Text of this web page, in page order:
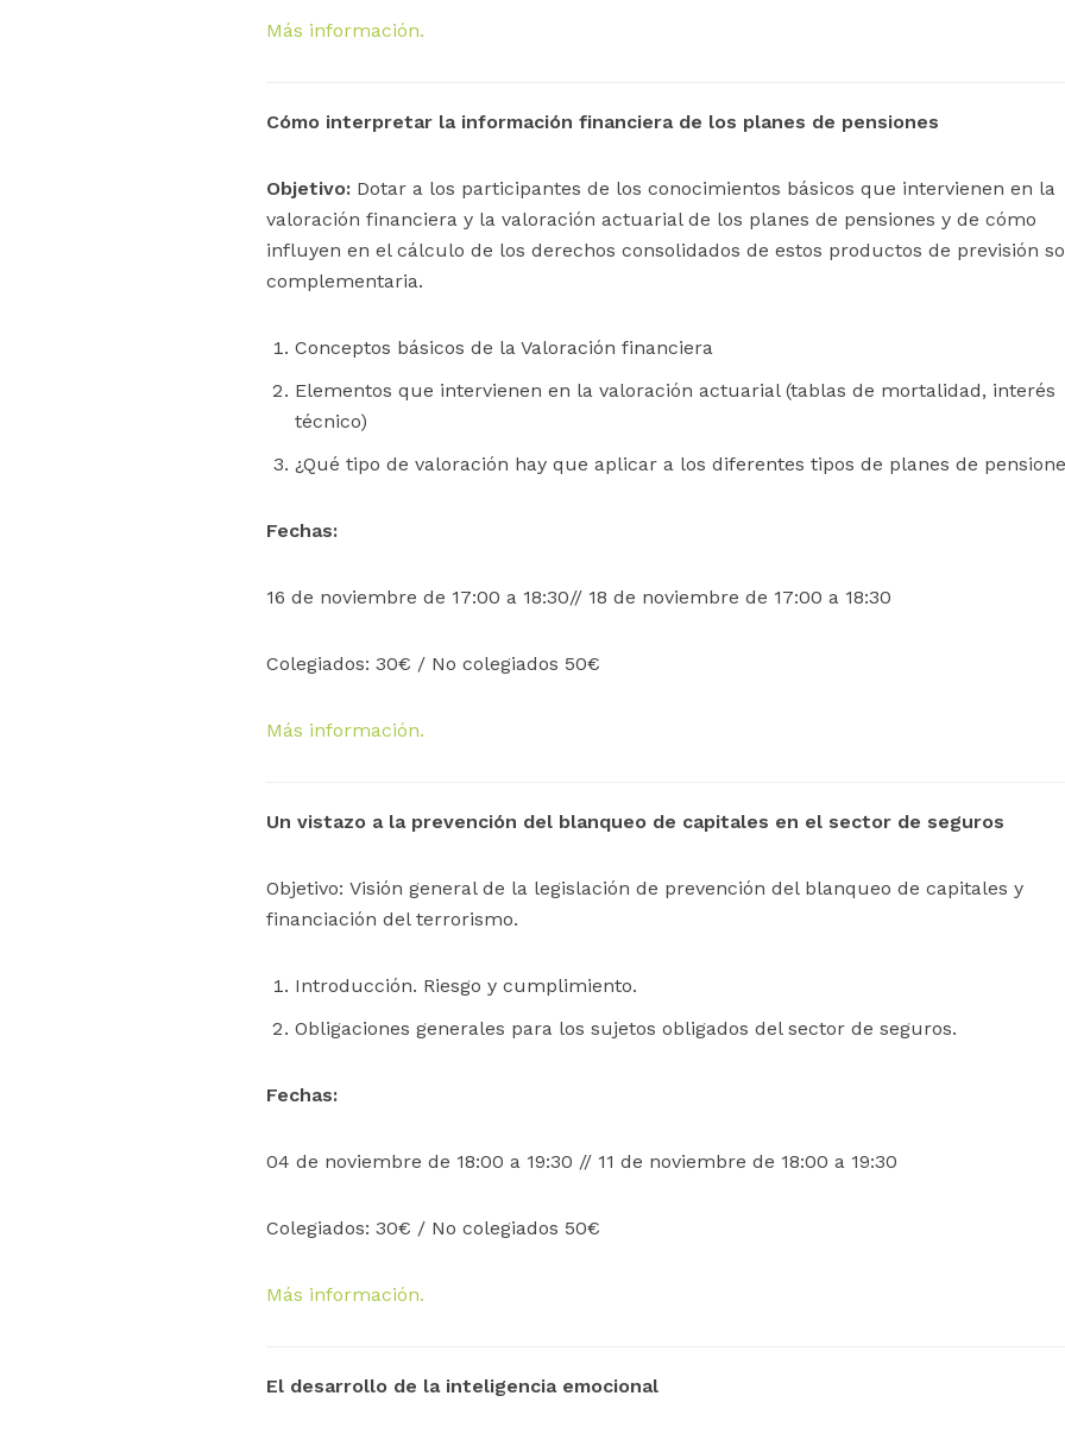
Más información.
Cómo interpretar la información financiera de los planes de pensiones
Objetivo: Dotar a los participantes de los conocimientos básicos que intervienen en la
valoración financiera y la valoración actuarial de los planes de pensiones y de cómo
influyen en el cálculo de los derechos consolidados de estos productos de previsión
complementaria.
Conceptos básicos de la Valoración financiera
Elementos que intervienen en la valoración actuarial (tablas de mortalidad, interés
técnico)
¿Qué tipo de valoración hay que aplicar a los diferentes tipos de planes de
Fechas:
16 de noviembre de 17:00 a 18:30// 18 de noviembre de 17:00 a 18:30
Colegiados: 30€ / No colegiados 50€
Más información.
Un vistazo a la prevención del blanqueo de capitales en el sector de seguros
Objetivo: Visión general de la legislación de prevención del blanqueo de capitales y
financiación del terrorismo.
Introducción. Riesgo y cumplimiento.
Obligaciones generales para los sujetos obligados del sector de seguros.
Fechas:
04 de noviembre de 18:00 a 19:30 // 11 de noviembre de 18:00 a 19:30
Colegiados: 30€ / No colegiados 50€
Más información.
El desarrollo de la inteligencia emocional